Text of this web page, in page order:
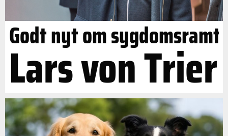
Godt nyt om sygdomsramt
Lars von Trier